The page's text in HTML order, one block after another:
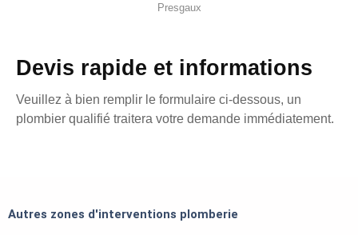
Presgaux
Devis rapide et informations
Veuillez à bien remplir le formulaire ci-dessous, un
plombier qualifié traitera votre demande immédiatement.
Autres zones d'interventions plomberie